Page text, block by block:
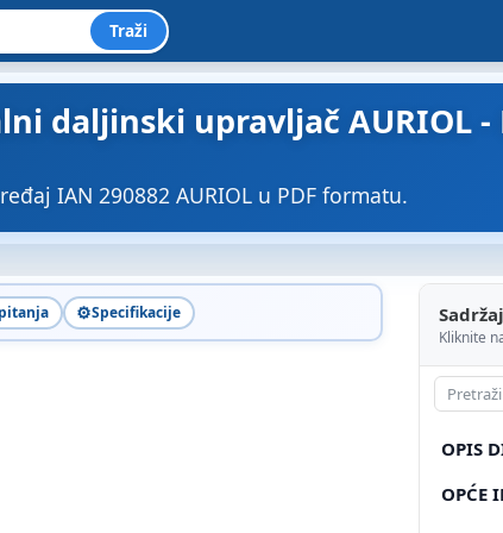
Traži
daljinski upravljač AURIOL
IAN 290882 AURIOL u PDF formatu.
⚙️Specifikacije Sadržaj
Kliknite
OPIS
OPĆE